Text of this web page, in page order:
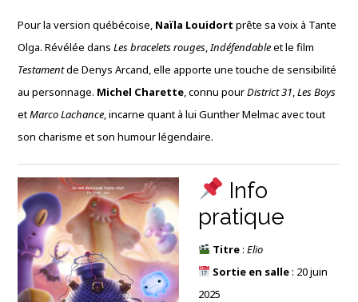
Pour la version québécoise, Naïla Louidort prête sa voix à Tante
Olga. Révélée dansLes bracelets rouges,Indéfendableet le film
Testamentde Denys Arcand, elle apporte une touche de sensibilité
au personnage. Michel Charette, connu pourDistrict 31,Les Boys
etMarco Lachance, incarne quant à lui Gunther Melmac avec tout
son charisme et son humour légendaire.
Info
pratique
Titre:Elio
Sortie en salle: 20 juin
2025